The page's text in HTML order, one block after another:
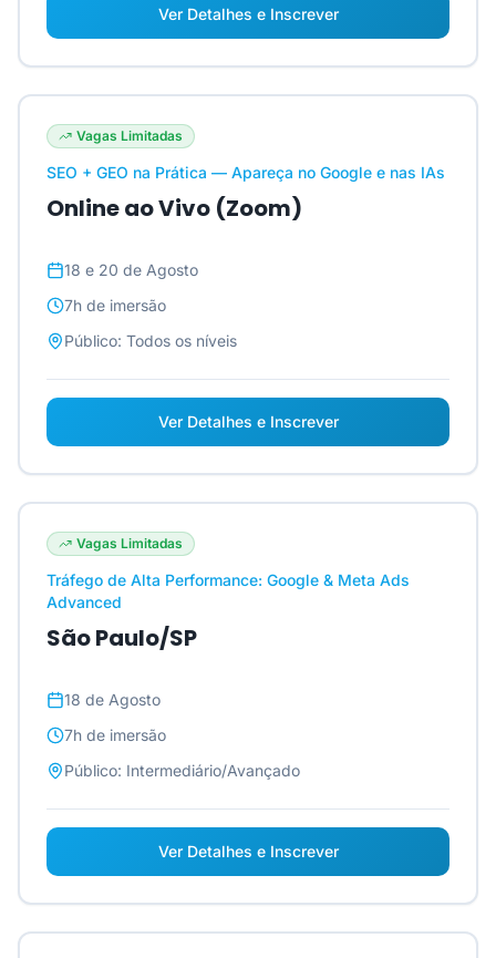
Ver Detalhes e Inscrever
Vagas Limitadas
SEO + GEO na Prática — Apareça no Google e nas IAs
Online ao Vivo (Zoom)
18 e 20 de Agosto
7h de imersão
Público: Todos os níveis
Ver Detalhes e Inscrever
Vagas Limitadas
Tráfego de Alta Performance: Google & Meta Ads
Advanced
São Paulo/SP
18 de Agosto
7h de imersão
Público: Intermediário/Avançado
Ver Detalhes e Inscrever